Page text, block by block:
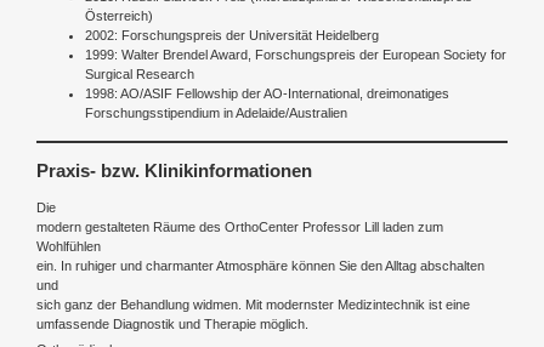
Österreich)
2002: Forschungspreis der Universität Heidelberg
1999: Walter Brendel Award, Forschungspreis der European Society for
Surgical Research
1998: AO/ASIF Fellowship der AO-International, dreimonatiges
Forschungsstipendium in Adelaide/Australien
Praxis- bzw. Klinikinformationen
Die
modern gestalteten Räume des OrthoCenter Professor Lill laden zum
Wohlfühlen
ein. In ruhiger und charmanter Atmosphäre können Sie den Alltag abschalten
und
sich ganz der Behandlung widmen. Mit modernster Medizintechnik ist eine
umfassende Diagnostik und Therapie möglich.